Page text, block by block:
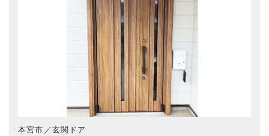
本宮市／玄関ドア